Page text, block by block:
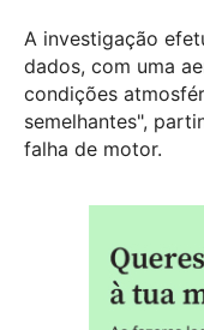
A investigação
dados, com uma
condições
semelhantes",
falha de motor.